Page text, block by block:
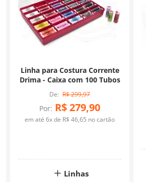
Linha para Costura Corrente
Drima - Caixa com 100 Tubos
R$299,97
Por: R$279,90
em até6x de R$ 46,65 no cartão
Linhas